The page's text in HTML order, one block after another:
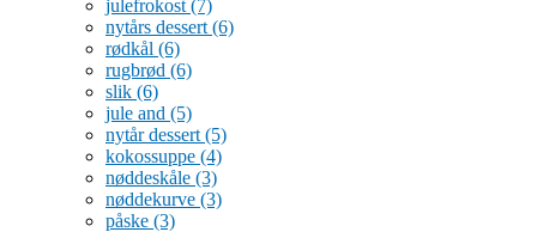
julefrokost (7)
nytårs dessert (6)
rødkål (6)
rugbrød (6)
slik (6)
jule and (5)
nytår dessert (5)
kokossuppe (4)
nøddeskåle (3)
nøddekurve (3)
påske (3)